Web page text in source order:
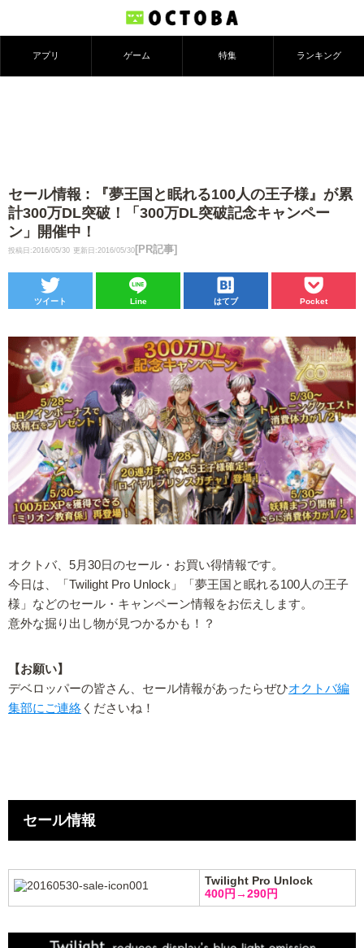
アプリ ゲーム 特集 ランキング
セール情報 : 『夢王国と眠れる100人の王子様』が累
計300万DL突破！「300万DL突破記念キャンペー
ン」開催中！
投稿日:2016/05/30 更新日:2016/05/30 [PR記事]
ツイート Line はてブ Pocket
オクトバ、5月30日のセール・お買い得情報です。
今日は、「Twilight Pro Unlock」「夢王国と眠れる100人の王子
様」などのセール・キャンペーン情報をお伝えします。
意外な掘り出し物が見つかるかも！？
【お願い】
デベロッパーの皆さん、セール情報があったらぜひオクトバ編
集部にご連絡 くださいね！
セール情報
Twilight Pro Unlock
400円→290円